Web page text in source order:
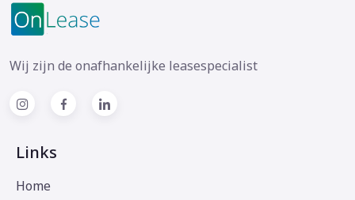
Wij zijn de onafhankelijke leasespecialist
Links
Home